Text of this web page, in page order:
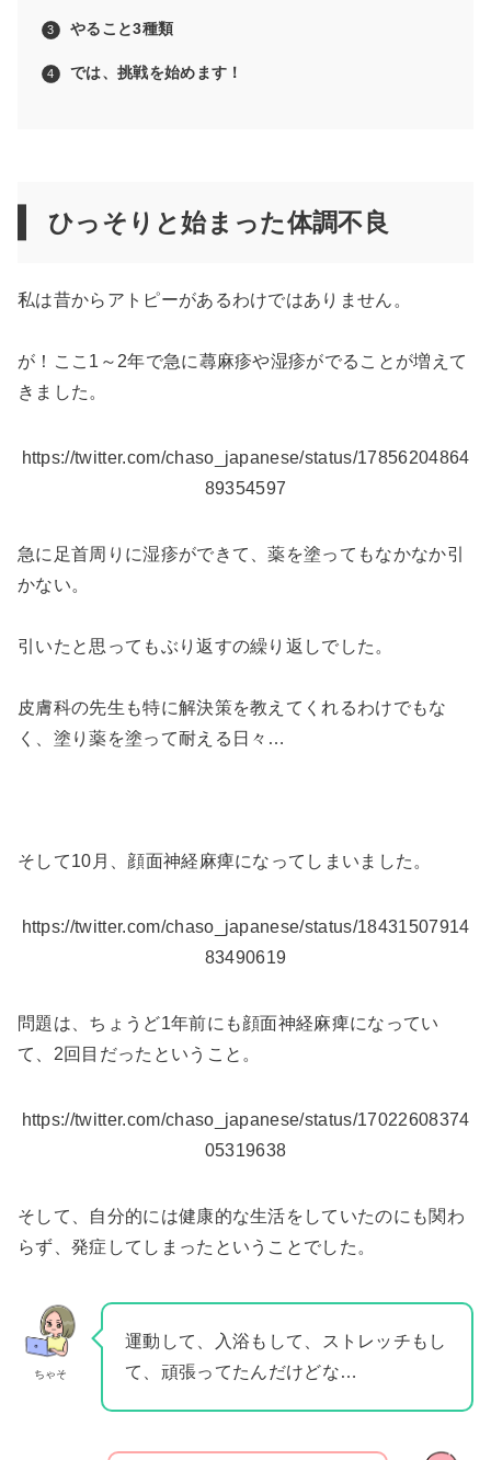
やること3種類
では、挑戦を始めます！
ひっそりと始まった体調不良
私は昔からアトピーがあるわけではありません。
が！ここ1～2年で急に蕁麻疹や湿疹がでることが増えて
きました。
https://twitter.com/chaso_japanese/status/17856204864
89354597
急に足首周りに湿疹ができて、薬を塗ってもなかなか引
かない。
引いたと思ってもぶり返すの繰り返しでした。
皮膚科の先生も特に解決策を教えてくれるわけでもな
く、塗り薬を塗って耐える日々…
そして10月、顔面神経麻痺になってしまいました。
https://twitter.com/chaso_japanese/status/18431507914
83490619
問題は、ちょうど1年前にも顔面神経麻痺になってい
て、2回目だったということ。
https://twitter.com/chaso_japanese/status/17022608374
05319638
そして、自分的には健康的な生活をしていたのにも関わ
らず、発症してしまったということでした。
ちゃそ
運動して、入浴もして、ストレッチもし
て、頑張ってたんだけどな…